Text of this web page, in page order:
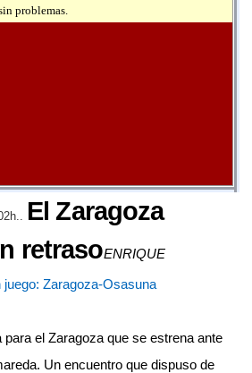
problemas.
El Zaragoza
retrasoENRIQUE
juego: Zaragoza-Osasuna
para el Zaragoza que se estrena ante
Un encuentro que dispuso de